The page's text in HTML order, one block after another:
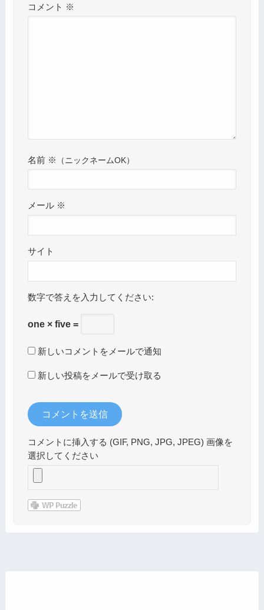
コメント ※
名前 ※
メール ※
サイト
数字で答えを入力してください:
one × five =
新しいコメントをメールで通知
新しい投稿をメールで受け取る
コメントに挿入する (GIF, PNG, JPG, JPEG) 画像を
選択してください